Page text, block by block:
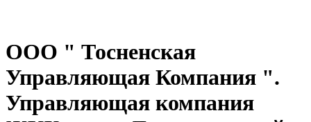
OOO " Тосненская
Управляющая Компания ".
Управляющая компания